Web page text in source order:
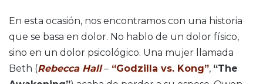
En esta ocasión, nos encontramos con una historia
que se basa en dolor. No hablo de un dolor físico,
sino en un dolor psicológico. Una mujer llamada
Beth (Rebecca Hall– “Godzilla vs. Kong”, “The